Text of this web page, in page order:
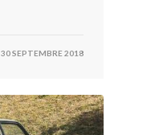
30 SEPTEMBRE 2018